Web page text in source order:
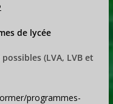
de lycée
(LVA, LVB et
programmes-